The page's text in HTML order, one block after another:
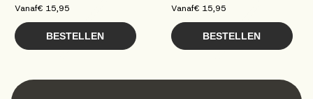
Vanaf€ 15,95
BESTELLEN
Vanaf€ 15,95
BESTELLEN